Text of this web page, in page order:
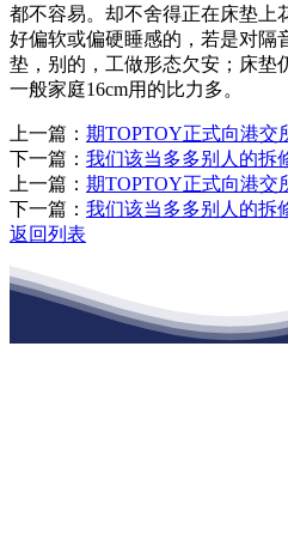
都不容易。却不舍得正在床垫上
好偏软或偏硬睡感的，若是对隔
垫，别的，工做形态欠安；床垫
一般家庭16cm用的比力多。
上一篇： 期TOPTOY正式向港交
下一篇： 我们该当多多别人的拆
上一篇： 期TOPTOY正式向港交
下一篇： 我们该当多多别人的拆
返回列表